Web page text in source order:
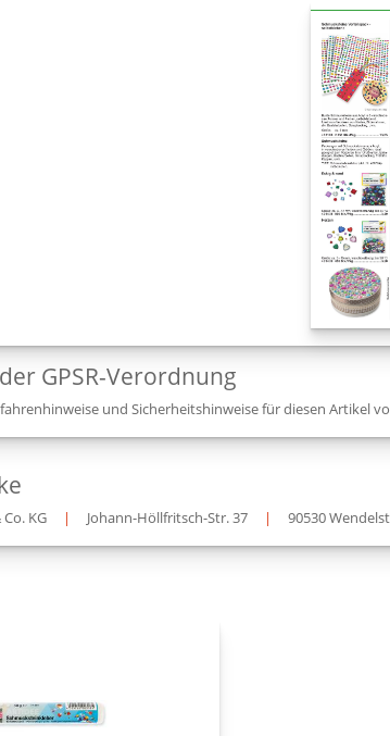
GPSR-Verordnung
und Sicherheitshinweise für diesen Artikel
KG | Johann-Höllfritsch-Str. 37 | 90530